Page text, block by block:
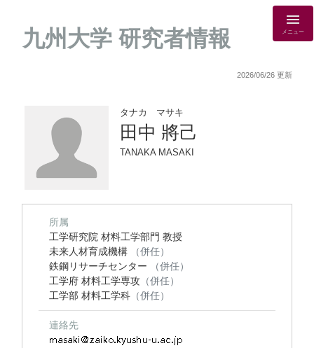
九州大学 研究者情報 メニュー
2026/06/26 更新
タナカ マサキ
田中 將己
TANAKA MASAKI
所属
工学研究院 材料工学部門 教授
未来人材育成機構
（併任）
鉄鋼リサーチセンター
（併任）
工学府 材料工学専攻 （併任）
工学部 材料工学科 （併任）
連絡先